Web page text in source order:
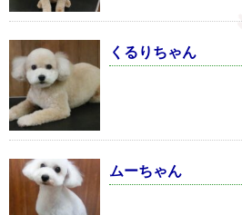
くるりちゃん
ムーちゃん